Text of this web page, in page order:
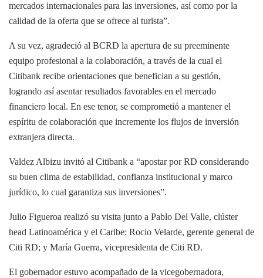
mercados internacionales para las inversiones, así como por la
calidad de la oferta que se ofrece al turista”.
A su vez, agradeció al BCRD la apertura de su preeminente
equipo profesional a la colaboración, a través de la cual el
Citibank recibe orientaciones que benefician a su gestión,
logrando así asentar resultados favorables en el mercado
financiero local. En ese tenor, se comprometió a mantener el
espíritu de colaboración que incremente los flujos de inversión
extranjera directa.
Valdez Albizu invitó al Citibank a “apostar por RD considerando
su buen clima de estabilidad, confianza institucional y marco
jurídico, lo cual garantiza sus inversiones”.
Julio Figueroa realizó su visita junto a Pablo Del Valle, clúster
head Latinoamérica y el Caribe; Rocio Velarde, gerente general de
Citi RD; y María Guerra, vicepresidenta de Citi RD.
El gobernador estuvo acompañado de la vicegobernadora,